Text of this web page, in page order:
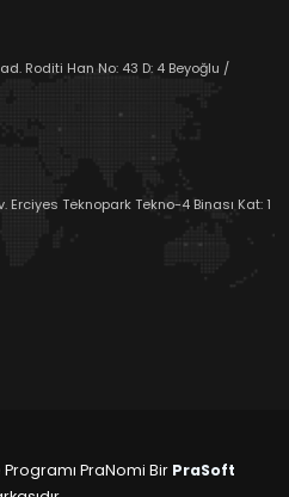
Roditi Han No: 43 D: 4 Beyoğlu /
Erciyes Teknopark Tekno-4 Binası Kat: 1
PraNomi Bir PraSoft